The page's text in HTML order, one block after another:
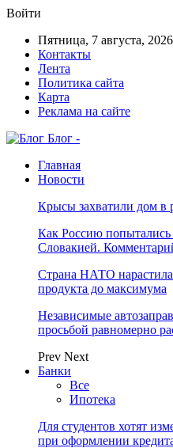
Войти
Пятница, 7 августа, 2026
Контакты
Лента
Политика сайта
Карта
Реклама на сайте
Блог -
Главная
Новости
Крысы захватили дом в
Как Россию попытались
Словакией.
Страна НАТО
продукта до максимума
Независимые
просьбой равномерно
Prev Next
Банки
Все
Ипотека
Для студентов хотят
при оформлении